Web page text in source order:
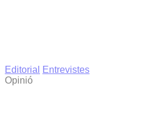
Editorial
Entrevistes
Opinió